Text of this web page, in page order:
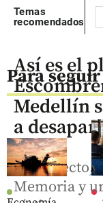
Temas
recomendados
Para
Así es el
Medellín
a
El proyecto,
Memoria y